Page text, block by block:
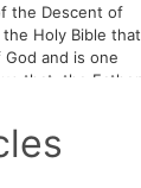
the Descent of
Holy Bible that
and is one
that: the Father
there is only
Spirit is the